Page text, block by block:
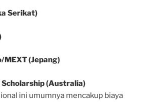
Serikat)
MEXT (Jepang)
(Australia)
ini umumnya mencakup biaya